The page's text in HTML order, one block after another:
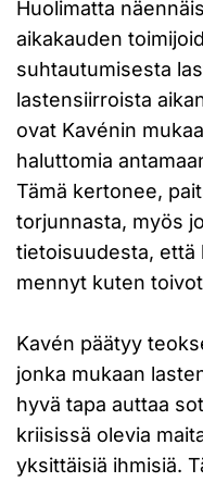
Huolimatta
aikakauden
suhtautumisesta
lastensiirroista
ovat Kavénin
haluttomia
Tämä kertonee,
torjunnasta, myös
tietoisuudesta, että
mennyt kuten
Kavén päätyy
jonka mukaan
hyvä tapa auttaa
kriisissä olevia
yksittäisiä ihmisiä.